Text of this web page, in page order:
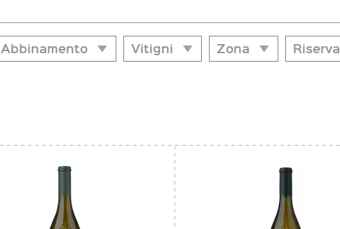
Zona
Oltradige
Oltradige-Bassa Atesina
Vitigni
Cuvee rossa
Cuvée weiss
Gewürztraminer
Abbinamento
Aperitif
carne bianca
cucina mediterranea
Riserva